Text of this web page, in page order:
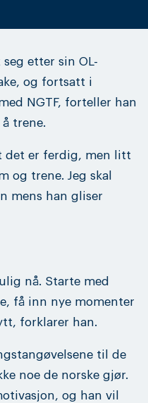
etter sin OL-
og fortsatt i
NGTF, forteller han
trene.
det er ferdig, men litt
og trene. Jeg skal
mens han gliser
nå. Starte med
få inn nye momenter
forklarer han.
til de
noe de norske gjør.
og han vil